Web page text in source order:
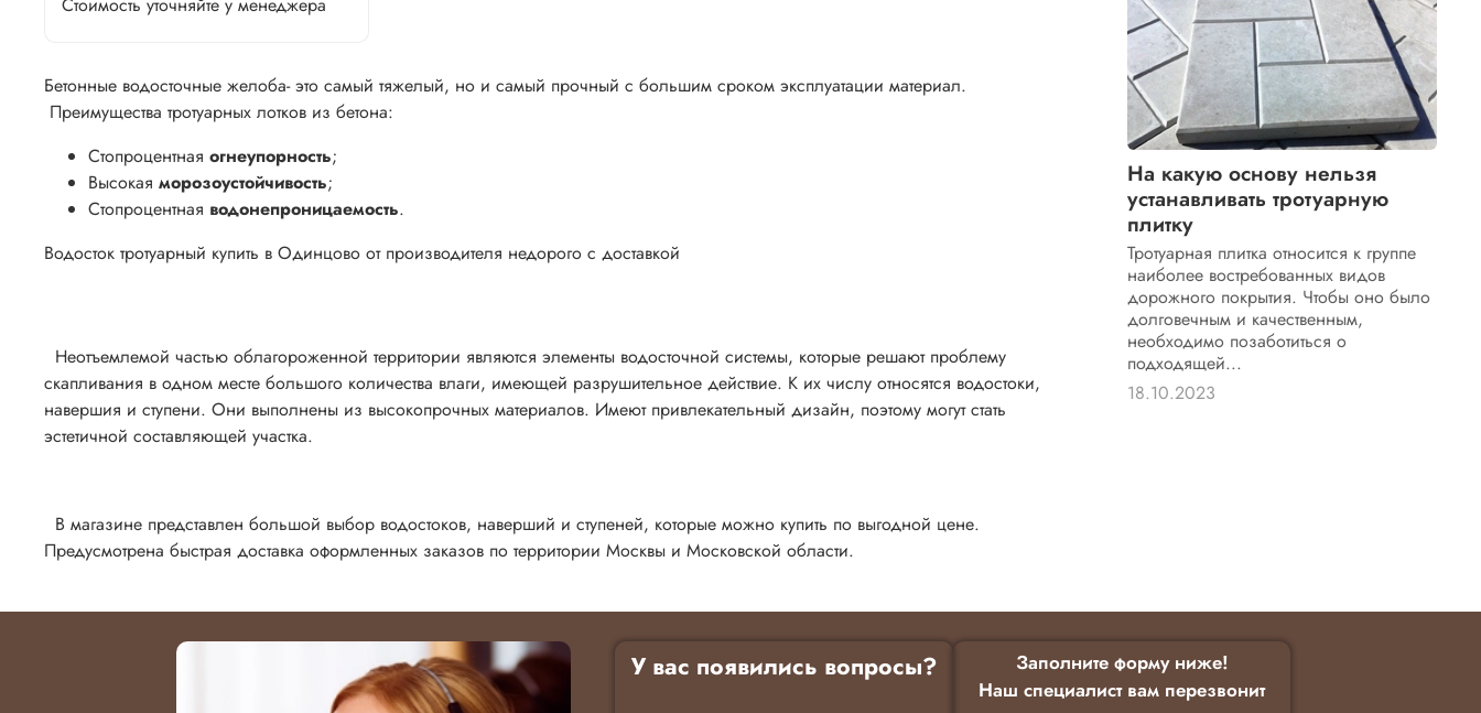
Стоимость уточняйте у менеджера
Бетонные водосточные желоба-это самый тяжелый, но и самый прочный с большим сроком эксплуатации материал.
Преимущества тротуарных лотков из бетона:
Стопроцентная огнеупорность;
Высокая морозоустойчивость;
Стопроцентная водонепроницаемость.
Водосток тротуарный купить в Одинцово от производителя недорого с доставкой
Неотъемлемой частью облагороженной территории являются элементы водосточной системы, которые решают проблему
скапливания в одном месте большого количества влаги, имеющей разрушительное действие. К их числу относятся водостоки,
навершия и ступени. Они выполнены из высокопрочных материалов. Имеют привлекательный дизайн, поэтому могут стать
эстетичной составляющей участка.
В магазине представлен большой выбор водостоков, наверший и ступеней, которые можно купить по выгодной цене.
Предусмотрена быстрая доставка оформленных заказов по территории Москвы и Московской области.
На какую основу нельзя
устанавливать тротуарную
плитку
Тротуарная плитка относится к группе
наиболее востребованных видов
дорожного покрытия. Чтобы оно было
долговечным и качественным,
необходимо позаботиться о
подходящей...
18.10.2023
У вас появились вопросы?
Заполните форму ниже!
Наш специалист вам перезвонит